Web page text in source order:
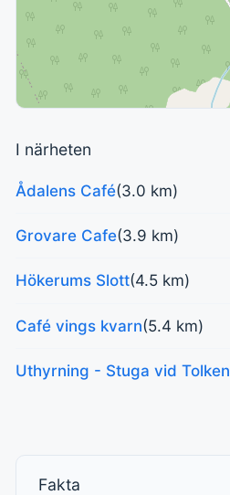
I närheten
Ådalens Café(3.0 km)
Grovare Cafe(3.9 km)
Hökerums Slott(4.5 km)
Café vings kvarn(5.4 km)
Uthyrning - Stuga vid Tolken
Fakta